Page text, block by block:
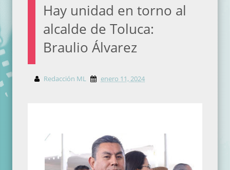
Hay unidad en torno al
alcalde de Toluca:
Braulio Álvarez
Redacción ML enero 11, 2024